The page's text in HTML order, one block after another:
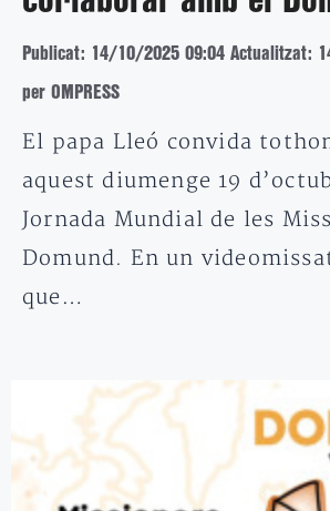
Publicat: 14/10/2025 09:04 Actualitzat:
per OMPRESS
El papa Lleó convida
aquest diumenge 19
Jornada Mundial de les
Domund. En un
que…